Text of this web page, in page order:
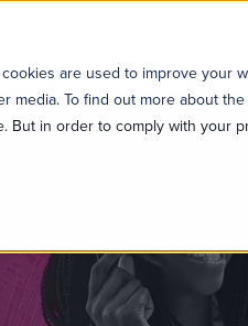
are used to improve your
To find out more about
But in order to comply with your